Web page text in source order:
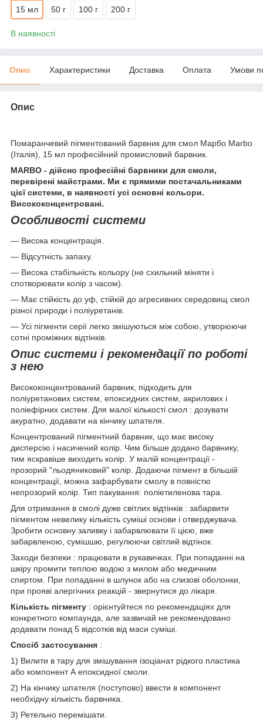
15 мл 50 г 100 г 200 г
В наявності
Опис Характеристики Доставка Оплата Умови
Опис
Помаранчевий пігментований барвник для смол Марбо Marbo
(Італія), 15 мл професійний промисловий барвник.
MARBO - дійсно професійні барвники для смоли,
перевірені майстрами. Ми є прямими постачальниками
цієї системи, в наявності усі основні кольори.
Висококонцентровані.
Особливості системи
— Висока концентрація.
— Відсутність запаху.
— Висока стабільність кольору (не схильний міняти і
спотворювати колір з часом).
— Має стійкість до уф, стійкій до агресивних середовищ смол
різної природи і поліуретанів.
— Усі пігменти серії легко змішуються між собою, утворюючи
сотні проміжних відтінків.
Опис системи і рекомендації по роботі
з нею
Висококонцентрований барвник, підходить для
поліуретанових систем, епоксидних систем, акрилових і
поліефірних систем. Для малої кількості смол : дозувати
акуратно, додавати на кінчику шпателя.
Концентрований пігментний барвник, що має високу
дисперсію і насичений колір. Чим більше додано барвнику,
тим яскравіше виходить колір. У малій концентрації -
прозорий "льодяниковий" колір. Додаючи пігмент в більшій
концентрації, можна зафарбувати смолу в повністю
непрозорий колір. Тип пакування: поліетиленова тара.
Для отримання в смолі дуже світлих відтінків : забарвити
пігментом невелику кількість суміші основи і отверджувача.
Зробити основну заливку і забарвлювати її цією, вже
забарвленою, сумішшю, регулюючи світлий відтінок.
Заходи безпеки : працювати в рукавичках. При попаданні на
шкіру промити теплою водою з милом або медичним
спиртом. При попаданні в шлунок або на слизові оболонки,
при прояві алергічних реакцій - звернутися до лікаря.
Кількість пігменту : орієнтуйтеся по рекомендаціях для
конкретного компаунда, але зазвичай не рекомендовано
додавати понад 5 відсотків від маси суміші.
Спосіб застосування :
1) Вилити в тару для змішування ізоціанат рідкого пластика
або компонент А епоксидної смоли.
2) На кінчику шпателя (поступово) ввести в компонент
необхідну кількість барвника.
3) Ретельно перемішати.